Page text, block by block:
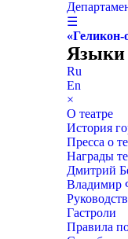
☰
Языки
Ru
En
×
О театре
История
Пресса о
Награды
Дмитрий
Владимир
Гастроли
Правила